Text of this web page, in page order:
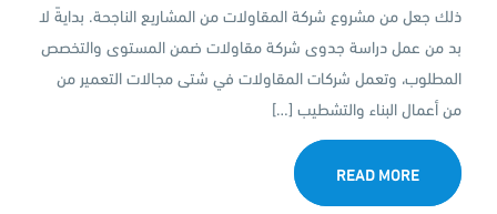
ذلك جعل من مشروع شركة المقاولات من المشاريع الناجحة. بدايةً لا
بد من عمل دراسة جدوى شركة مقاولات ضمن المستوى والتخصص
المطلوب، وتعمل شركات المقاولات في شتى مجالات التعمير من
من أعمال البناء والتشطيب […]
READ MORE